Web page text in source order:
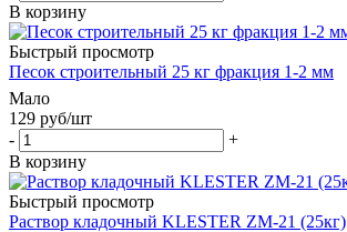
В корзину
Быстрый просмотр
Песок строительный 25 кг фракция 1-2 мм
Мало
129 руб/шт
-
+
В корзину
Быстрый просмотр
Раствор кладочный KLESTER ZM-21 (25кг)